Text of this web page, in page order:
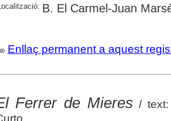
B. El Carmel-Juan
Enllaç permanent a aquest
Ferrer de Mieres /